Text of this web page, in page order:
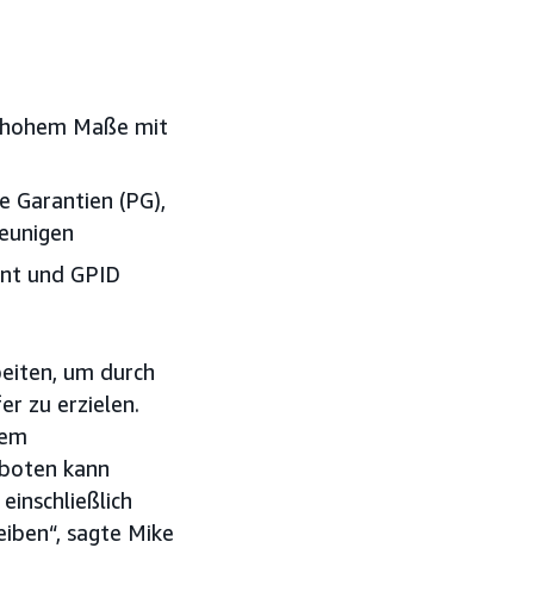
Maße mit
(PG),
und GPID
um durch
zu erzielen.
kann
sagte Mike